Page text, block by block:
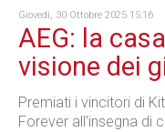
Giovedì, 30 Ottobre 2025 15:16
AEG: la
visione dei
Premiati i vincitori di
Forever all’insegna di